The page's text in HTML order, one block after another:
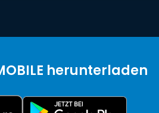
herunterladen